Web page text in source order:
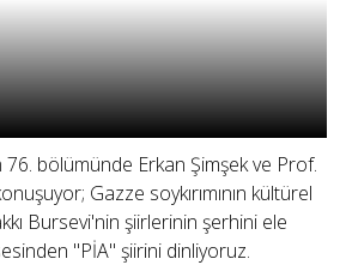
76. bölümünde Erkan Şimşek ve Prof.
Gazze soykırımının kültürel
Bursevi'nin şiirlerinin şerhini ele
"PİA" şiirini dinliyoruz.